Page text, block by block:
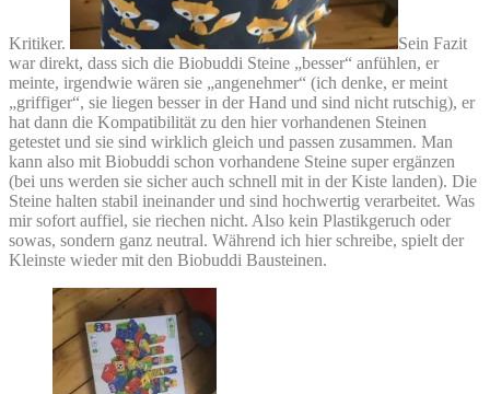
Kritiker.
Sein Fazit
war direkt, dass sich die Biobuddi Steine „besser“ anfühlen, er
meinte, irgendwie wären sie „angenehmer“ (ich denke, er meint
„griffiger“, sie liegen besser in der Hand und sind nicht rutschig), er
hat dann die Kompatibilität zu den hier vorhandenen Steinen
getestet und sie sind wirklich gleich und passen zusammen. Man
kann also mit Biobuddi schon vorhandene Steine super ergänzen
(bei uns werden sie sicher auch schnell mit in der Kiste landen). Die
Steine halten stabil ineinander und sind hochwertig verarbeitet. Was
mir sofort auffiel, sie riechen nicht. Also kein Plastikgeruch oder
sowas, sondern ganz neutral. Während ich hier schreibe, spielt der
Kleinste wieder mit den Biobuddi Bausteinen.